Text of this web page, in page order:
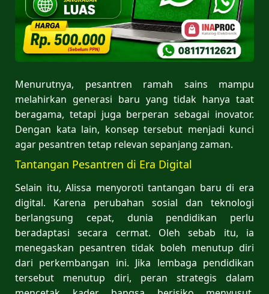
Menurutnya, pesantren ramah sains mampu
melahirkan generasi baru yang tidak hanya taat
beragama, tetapi juga berperan sebagai inovator.
Dengan kata lain, konsep tersebut menjadi kunci
agar pesantren tetap relevan sepanjang zaman.
Tantangan Pesantren di Era Digital
Selain itu, Alissa menyoroti tantangan baru di era
digital. Karena perubahan sosial dan teknologi
berlangsung cepat, dunia pendidikan perlu
beradaptasi secara cermat. Oleh sebab itu, ia
menegaskan pesantren tidak boleh menutup diri
dari perkembangan ini. Jika lembaga pendidikan
tersebut menutup diri, peran strategis dalam